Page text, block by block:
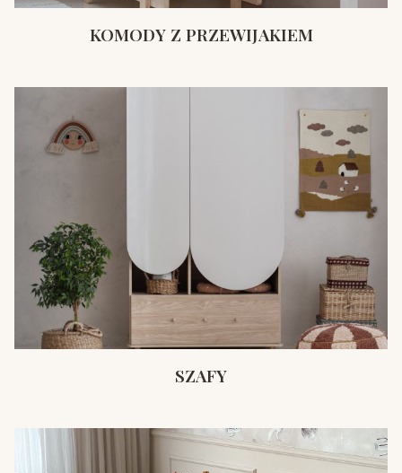
KOMODY Z PRZEWIJAKIEM
SZAFY